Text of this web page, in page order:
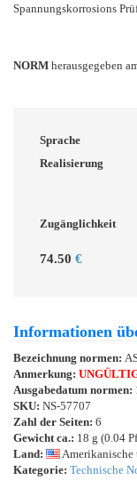
Spannungskorrosions
NORM herausgegeben
Sprache
Realisierung
Zugänglichkeit
74.50 €
Informationen
Bezeichnung normen:
Anmerkung:
Ausgabedatum normen:
SKU: NS-57707
Zahl der Seiten: 6
Gewicht ca.: 18 g (0.04
Land:
Amerikanische
Kategorie: Technische